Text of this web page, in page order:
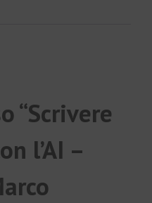
“Scrivere
l’AI –